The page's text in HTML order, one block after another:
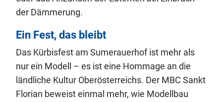
der Dämmerung.
Ein Fest, das bleibt
Das Kürbisfest am Sumerauerhof ist mehr als
nur ein Modell – es ist eine Hommage an die
ländliche Kultur Oberösterreichs. Der MBC Sankt
Florian beweist einmal mehr, wie Modellbau